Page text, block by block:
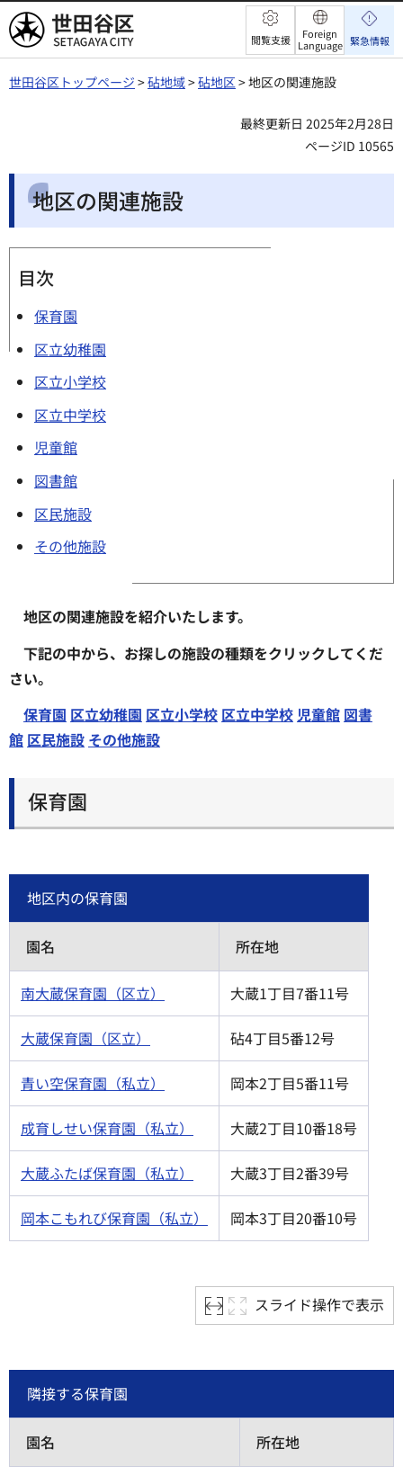
世田谷区 閲覧支援
Foreign
Language 緊急情報
世田谷区トップページ >砧地域>砧地区> 地区の関連施設
最終更新日 2025年2月28日
ページID 10565
地区の関連施設
目次
保育園
区立幼稚園
区立小学校
区立中学校
児童館
図書館
区民施設
その他施設
地区の関連施設を紹介いたします。
下記の中から、お探しの施設の種類をクリックしてくだ
さい。
保育園 区立幼稚園 区立小学校 区立中学校児童館 図書
館 区民施設 その他施設
保育園
地区内の保育園
園名 所在地
南大蔵保育園（区立） 大蔵1丁目7番11号
大蔵保育園（区立） 砧4丁目5番12号
青い空保育園（私立） 岡本2丁目5番11号
成育しせい保育園（私立） 大蔵2丁目10番18号
大蔵ふたば保育園（私立） 大蔵3丁目2番39号
岡本こもれび保育園（私立） 岡本3丁目20番10号
スライド操作で表示
隣接する保育園
園名 所在地